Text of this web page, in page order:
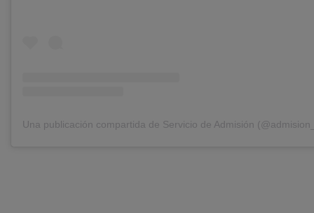
Una publicación compartida de Servicio de Admisión